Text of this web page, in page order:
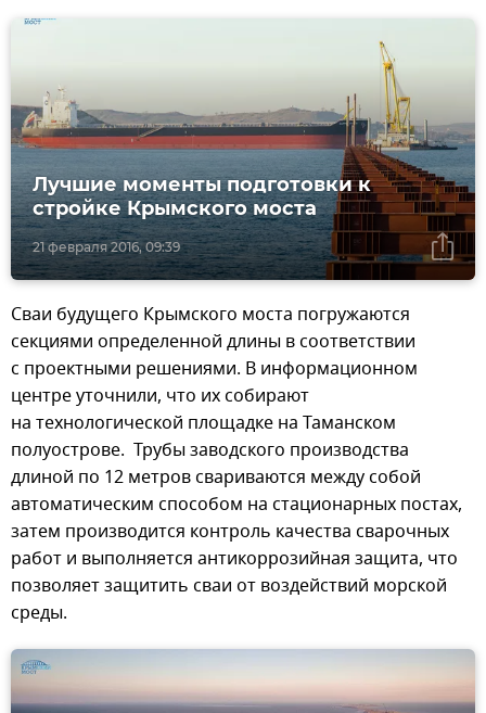
21 февраля 2016, 09:39
Лучшие моменты подготовки к
стройке Крымского моста
Сваи будущего Крымского моста погружаются
секциями определенной длины в соответствии
с проектными решениями. В информационном
центре уточнили, что их собирают
на технологической площадке на Таманском
полуострове. Трубы заводского производства
длиной по 12 метров свариваются между собой
автоматическим способом на стационарных постах,
затем производится контроль качества сварочных
работ и выполняется антикоррозийная защита, что
позволяет защитить сваи от воздействий морской
среды.